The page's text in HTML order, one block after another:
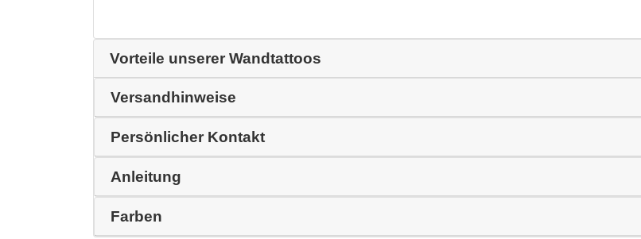
Vorteile unserer Wandtattoos
Versandhinweise
Persönlicher Kontakt
Anleitung
Farben